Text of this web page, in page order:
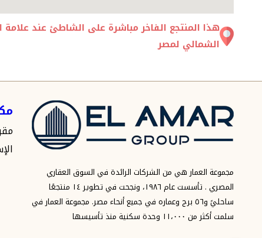
الشمالي لمصر
مجموعة العمار هي من الشركات الرائدة في السوق العقاري
المصري . تأسست عام ١٩٨٦، ونجحت في تطوير ١٤ منتجعًا
ساحليً و٥٦ برج وعماره في جميع أنحاء مصر. مجموعة العمار في
سلمت أكثر من ١١،٠٠٠ وحدة سكنية منذ تأسيسها